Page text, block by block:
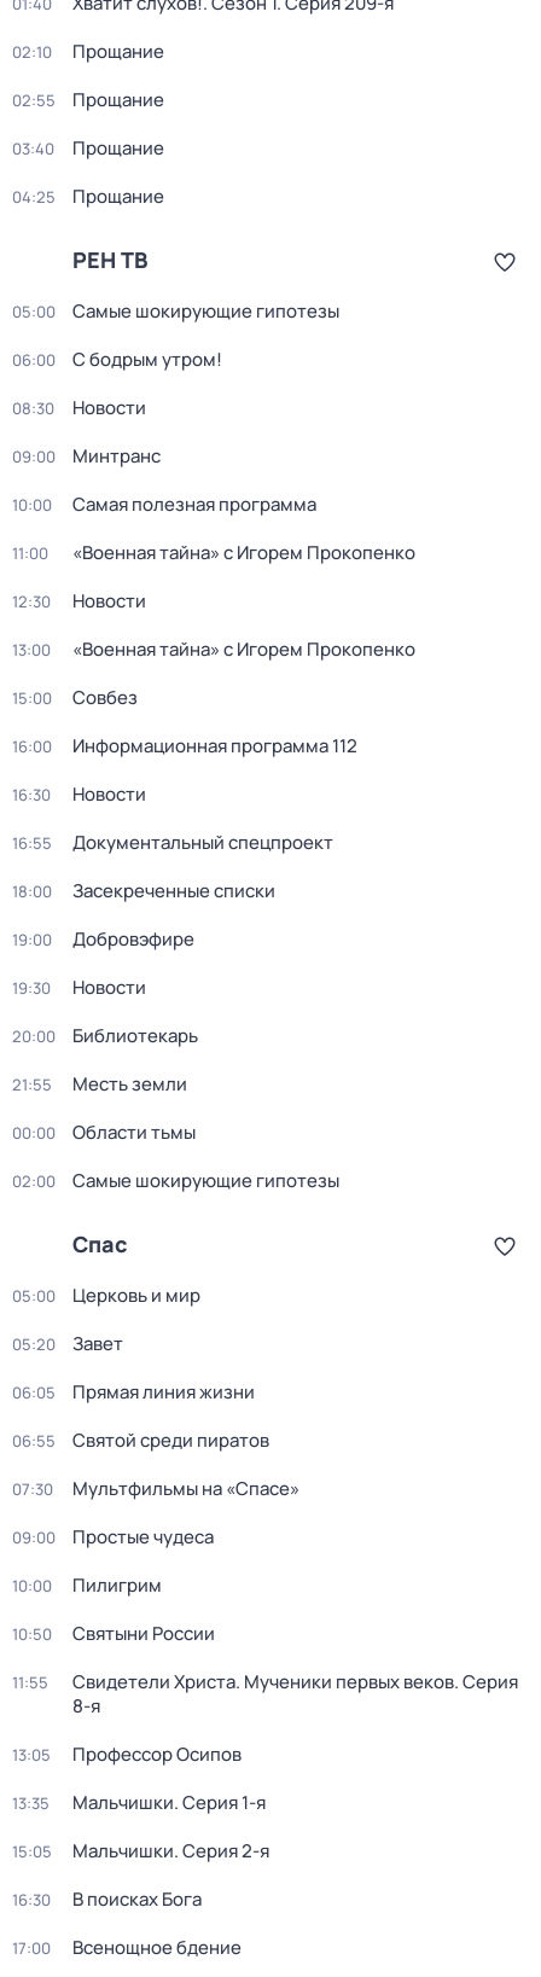
02:10 Прощание
02:55 Прощание
03:40 Прощание
04:25 Прощание
РЕН ТВ
05:00 Самые шoкиpующие гипотезы
06:00 С бодрым утром!
08:30 Новости
09:00 Минтранс
10:00 Самая полезная программа
11:00 «Военнaя тайна» с Игорем Прокoпенко
12:30 Новости
13:00 «Военнaя тайна» с Игорем Прокoпенко
15:00 Coвбез
16:00 Информационная программа 112
16:30 Новости
16:55 Документальный спецпроект
18:00 Заcекрeченные списки
19:00 Добровэфире
19:30 Новости
20:00 Библиотекарь
21:55 Месть земли
00:00 Области тьмы
02:00 Самые шoкиpующие гипотезы
Спас
05:00 Церковь и мир
05:20 Завет
06:05 Прямая линия жизни
06:55 Святой среди пиратов
07:30 Мультфильмы нa «Спаcе»
09:00 Простые чудеca
10:00 Пилигрим
10:50 Святыни России
11:55 Свидетели Христа. Мученики первых веков. Серия
8-я
13:05 Профессор Осипов
13:35 Мальчишки. Серия 1-я
15:05 Мальчишки. Серия 2-я
16:30 В поисках Бога
17:00 Всенощное бдение